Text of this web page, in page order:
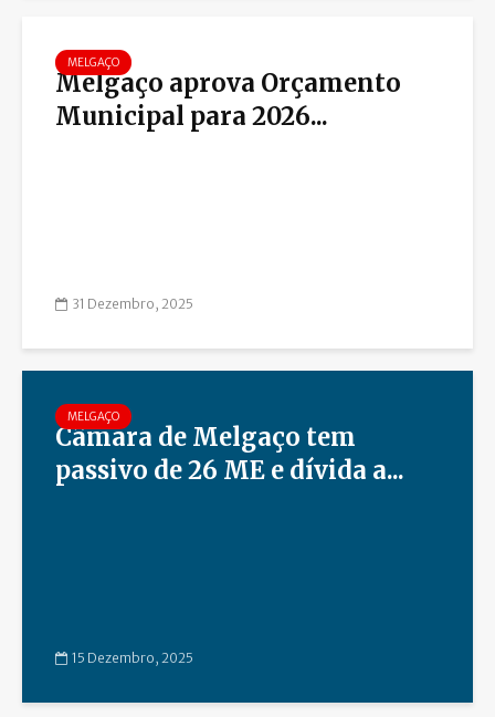
MELGAÇO
Melgaço aprova Orçamento
Municipal para 2026...
31 Dezembro, 2025
MELGAÇO
Câmara de Melgaço tem
passivo de 26 ME e dívida a...
15 Dezembro, 2025